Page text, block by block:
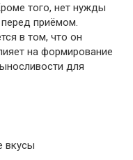
того, нет нужды
приёмом.
в том, что он
на формирование
для
вкусы